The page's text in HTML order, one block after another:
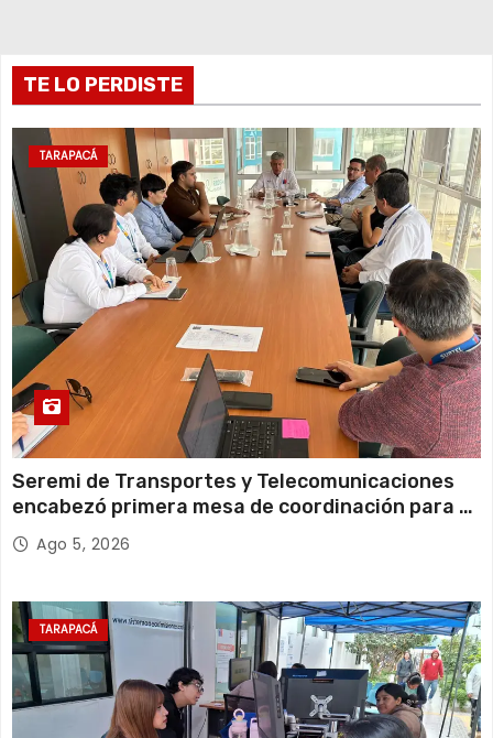
t
r
a
s
TE LO PERDISTE
TARAPACÁ
Seremi de Transportes y Telecomunicaciones
encabezó primera mesa de coordinación para el
retiro de cables en desuso en Iquique
Ago 5, 2026
TARAPACÁ